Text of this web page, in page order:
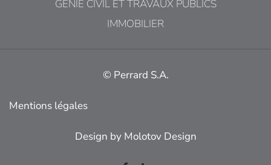
GÉNIE CIVIL ET TRAVAUX PUBLICS
IMMOBILIER
© Perrard S.A.
Mentions légales
Design by Molotov Design